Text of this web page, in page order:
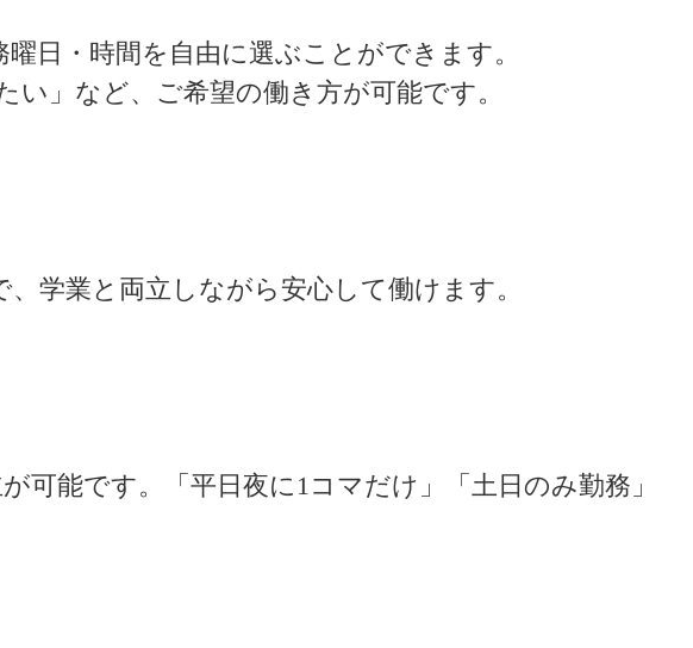
日・時間を自由に選ぶことができます。
」など、ご希望の働き方が可能です。
学業と両立しながら安心して働けます。
可能です。「平日夜に1コマだけ」「土日のみ勤務」